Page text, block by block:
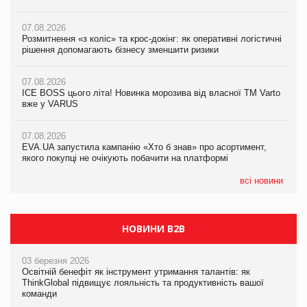
07.08.2026
Розмитнення «з коліс» та крос-докінг: як оперативні логістичні
рішення допомагають бізнесу зменшити ризики
07.08.2026
ICE BOSS цього літа! Новинка морозива від власної ТМ Varto
вже у VARUS
07.08.2026
EVA.UA запустила кампанію «Хто б знав» про асортимент,
якого покупці не очікують побачити на платформі
всі новини
07.08.2026
EVA.UA запустила кампанію «Хто б знав» про асортимент,
06.08.2026
Смачна новинка для хвостатих: у VARUS з’явилися паучі
05.08.2026
Мережа супермаркетів VARUS купує мережу магазинів
07.08.2026
Kraft Heinz скоротила збиток у першому півріччі
Продажі Hugo Boss впали на 9%
НОВИНИ B2B
03 березня 2026
Освітній бенефіт як інструмент утримання талантів: як
ThinkGlobal підвищує лояльність та продуктивність вашої
команди